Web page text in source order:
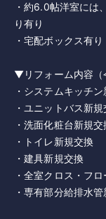
・約6.0帖洋室には
り有り
・宅配ボックス有り
▼リフォーム内容（
・システムキッチ
・ユニットバス新規
・洗面化粧台新規交
・トイレ新規交換
・建具新規交換
・全室クロス・フ
・専有部分給排水